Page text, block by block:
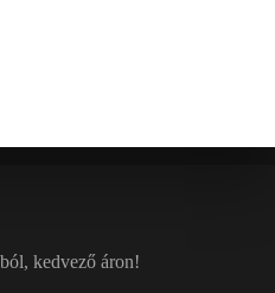
kedvező áron!